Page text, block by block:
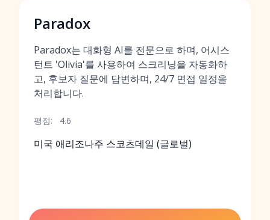
Paradox
Paradox는 대화형 AI를 전문으로 하며, 어시스
턴트 'Olivia'를 사용하여 스크리닝을 자동화하
고, 후보자 질문에 답변하며, 24/7 면접 일정을
처리합니다.
평점: 4.6
미국 애리조나주 스코츠데일 (글로벌)